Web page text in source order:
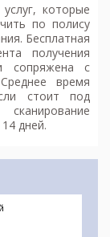
которые
по полису
Бесплатная
получения
сопряжена с
время
стоит под
дней.